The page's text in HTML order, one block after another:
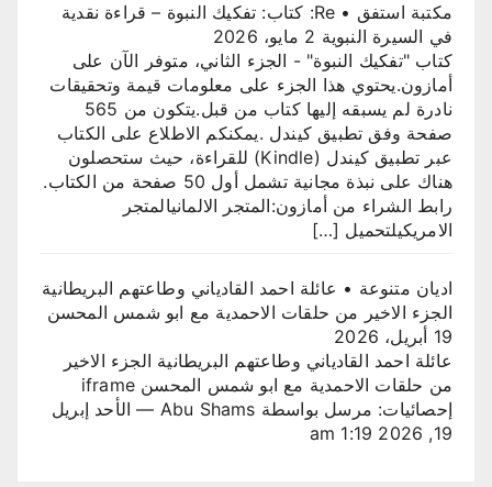
مكتبة استفق • Re: كتاب: تفكيك النبوة – قراءة نقدية
في السيرة النبوية 2 مايو، 2026
كتاب "تفكيك النبوة" - الجزء الثاني، متوفر الآن على
أمازون.​يحتوي هذا الجزء على معلومات قيمة وتحقيقات
نادرة لم يسبقه إليها كتاب من قبل.يتكون من 565
صفحة وفق تطبيق كيندل .​يمكنكم الاطلاع على الكتاب
عبر تطبيق كيندل (Kindle) للقراءة، حيث ستحصلون
هناك على نبذة مجانية تشمل أول 50 صفحة من الكتاب.​
رابط الشراء من أمازون:المتجر الالمانيالمتجر
الامريكيلتحميل […]
اديان متنوعة • عائلة احمد القادياني وطاعتهم البريطانية
الجزء الاخير من حلقات الاحمدية مع ابو شمس المحسن
19 أبريل، 2026
عائلة احمد القادياني وطاعتهم البريطانية الجزء الاخير
من حلقات الاحمدية مع ابو شمس المحسن iframe
إحصائيات: مرسل بواسطة Abu Shams — الأحد إبريل
19, 2026 1:19 am